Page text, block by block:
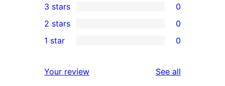
star
review
4-
star
reviews
0
3-
star
3 stars 0
2-
reviews
2 stars 0
star
1 star 0
Your review See all